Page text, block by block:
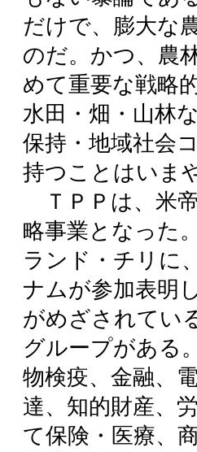
だけで、膨大な
のだ。かつ、農
めて重要な戦略
水田・畑・山林
保持・地域社会
持つことはいま
ＴＰＰは、米
略事業となった
ランド・チリに
ナムが参加表明
がめざされてい
グループがある
物検疫、金融、
達、知的財産、
て保険・医療、